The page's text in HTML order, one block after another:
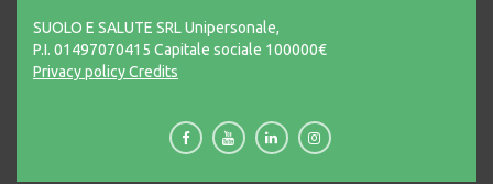
SUOLO E SALUTE SRL Unipersonale,
P.I. 01497070415 Capitale sociale 100000€
Privacy policyCredits